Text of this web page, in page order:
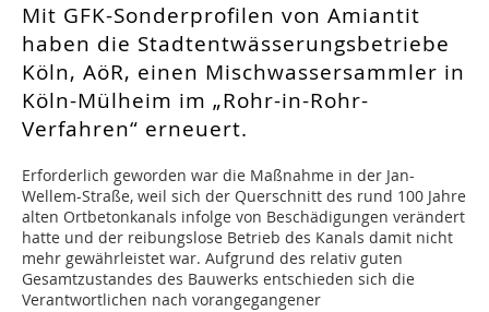
Mit GFK-Sonderprofilen von Amiantit
haben die Stadtentwässerungsbetriebe
Köln, AöR, einen Mischwassersammler in
Köln-Mülheim im „Rohr-in-Rohr-
Verfahren“ erneuert.
Erforderlich geworden war die Maßnahme in der Jan-
Wellem-Straße, weil sich der Querschnitt des rund 100 Jahre
alten Ortbetonkanals infolge von Beschädigungen verändert
hatte und der reibungslose Betrieb des Kanals damit nicht
mehr gewährleistet war. Aufgrund des relativ guten
Gesamtzustandes des Bauwerks entschieden sich die
Verantwortlichen nach vorangegangener